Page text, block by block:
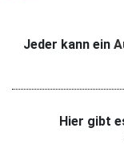
Jeder kann ein
Hier gibt